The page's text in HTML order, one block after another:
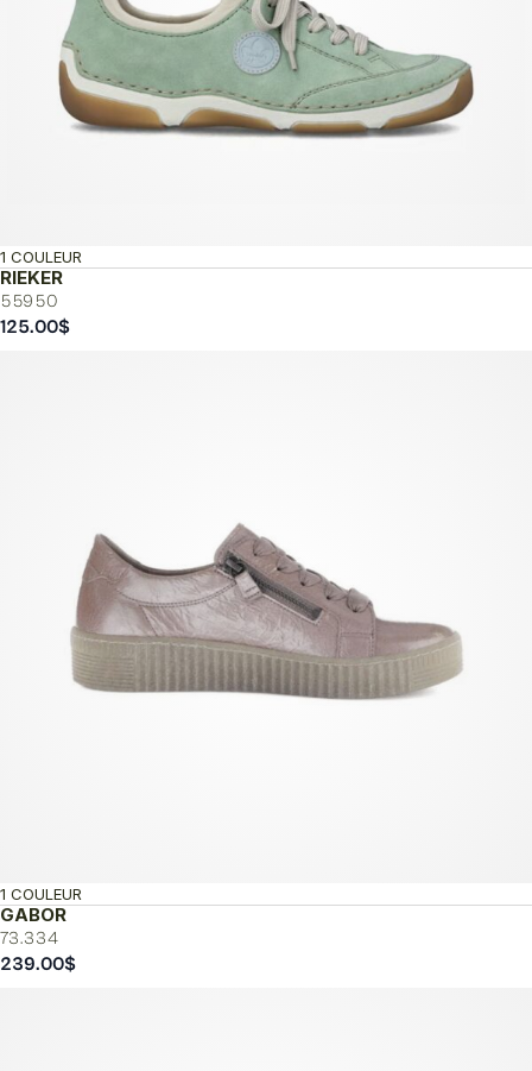
RIEKER
55950
1 COULEUR
125.00$
GABOR
73.334
1 COULEUR
239.00$